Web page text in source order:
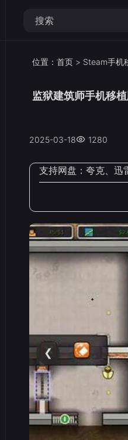
位置： 首页 > Steam手机
监狱建筑师手机移
2025-03-18 1280
支持网盘： 夸克、迅
❮